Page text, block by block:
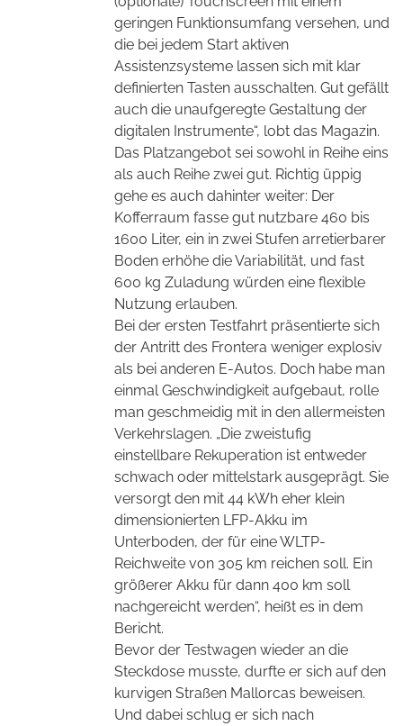
geringen Funktionsumfang versehen, und
die bei jedem Start aktiven
Assistenzsysteme lassen sich mit klar
definierten Tasten ausschalten. Gut gefällt
auch die unaufgeregte Gestaltung der
digitalen Instrumente“, lobt das Magazin.
Das Platzangebot sei sowohl in Reihe eins
als auch Reihe zwei gut. Richtig üppig
gehe es auch dahinter weiter: Der
Kofferraum fasse gut nutzbare 460 bis
1600 Liter, ein in zwei Stufen arretierbarer
Boden erhöhe die Variabilität, und fast
600 kg Zuladung würden eine flexible
Nutzung erlauben.
Bei der ersten Testfahrt präsentierte sich
der Antritt des Frontera weniger explosiv
als bei anderen E-Autos. Doch habe man
einmal Geschwindigkeit aufgebaut, rolle
man geschmeidig mit in den allermeisten
Verkehrslagen. „Die zweistufig
einstellbare Rekuperation ist entweder
schwach oder mittelstark ausgeprägt. Sie
versorgt den mit 44 kWh eher klein
dimensionierten LFP-Akku im
Unterboden, der für eine WLTP-
Reichweite von 305 km reichen soll. Ein
größerer Akku für dann 400 km soll
nachgereicht werden“, heißt es in dem
Bericht.
Bevor der Testwagen wieder an die
Steckdose musste, durfte er sich auf den
kurvigen Straßen Mallorcas beweisen.
Und dabei schlug er sich nach